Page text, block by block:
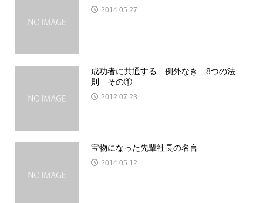
2014.05.27
成功者に共通する 例外なき 8つの法
則 その①
2012.07.23
宝物になった先輩社長の名言
2014.05.12